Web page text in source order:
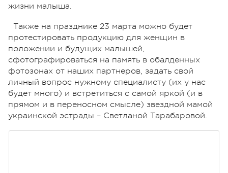
жизни малыша.
Также на празднике 23 марта можно будет
протестировать продукцию для женщин в
положении и будущих малышей,
сфотографироваться на память в обалденных
фотозонах от наших партнеров, задать свой
личный вопрос нужному специалисту (их у нас
будет много) и встретиться с самой яркой (и в
прямом и в переносном смысле) звездной мамой
украинской эстрады – Светланой Тарабаровой.